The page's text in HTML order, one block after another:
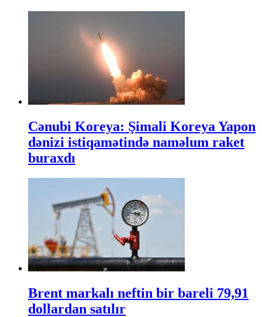
Cənubi Koreya: Şimali Koreya Yapon
dənizi istiqamətində naməlum raket
buraxdı
Brent markalı neftin bir bareli 79,91
dollardan satılır